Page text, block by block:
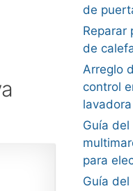
de
Reparar
de
Arreglo
control
lavadora
Guía
para
Guía